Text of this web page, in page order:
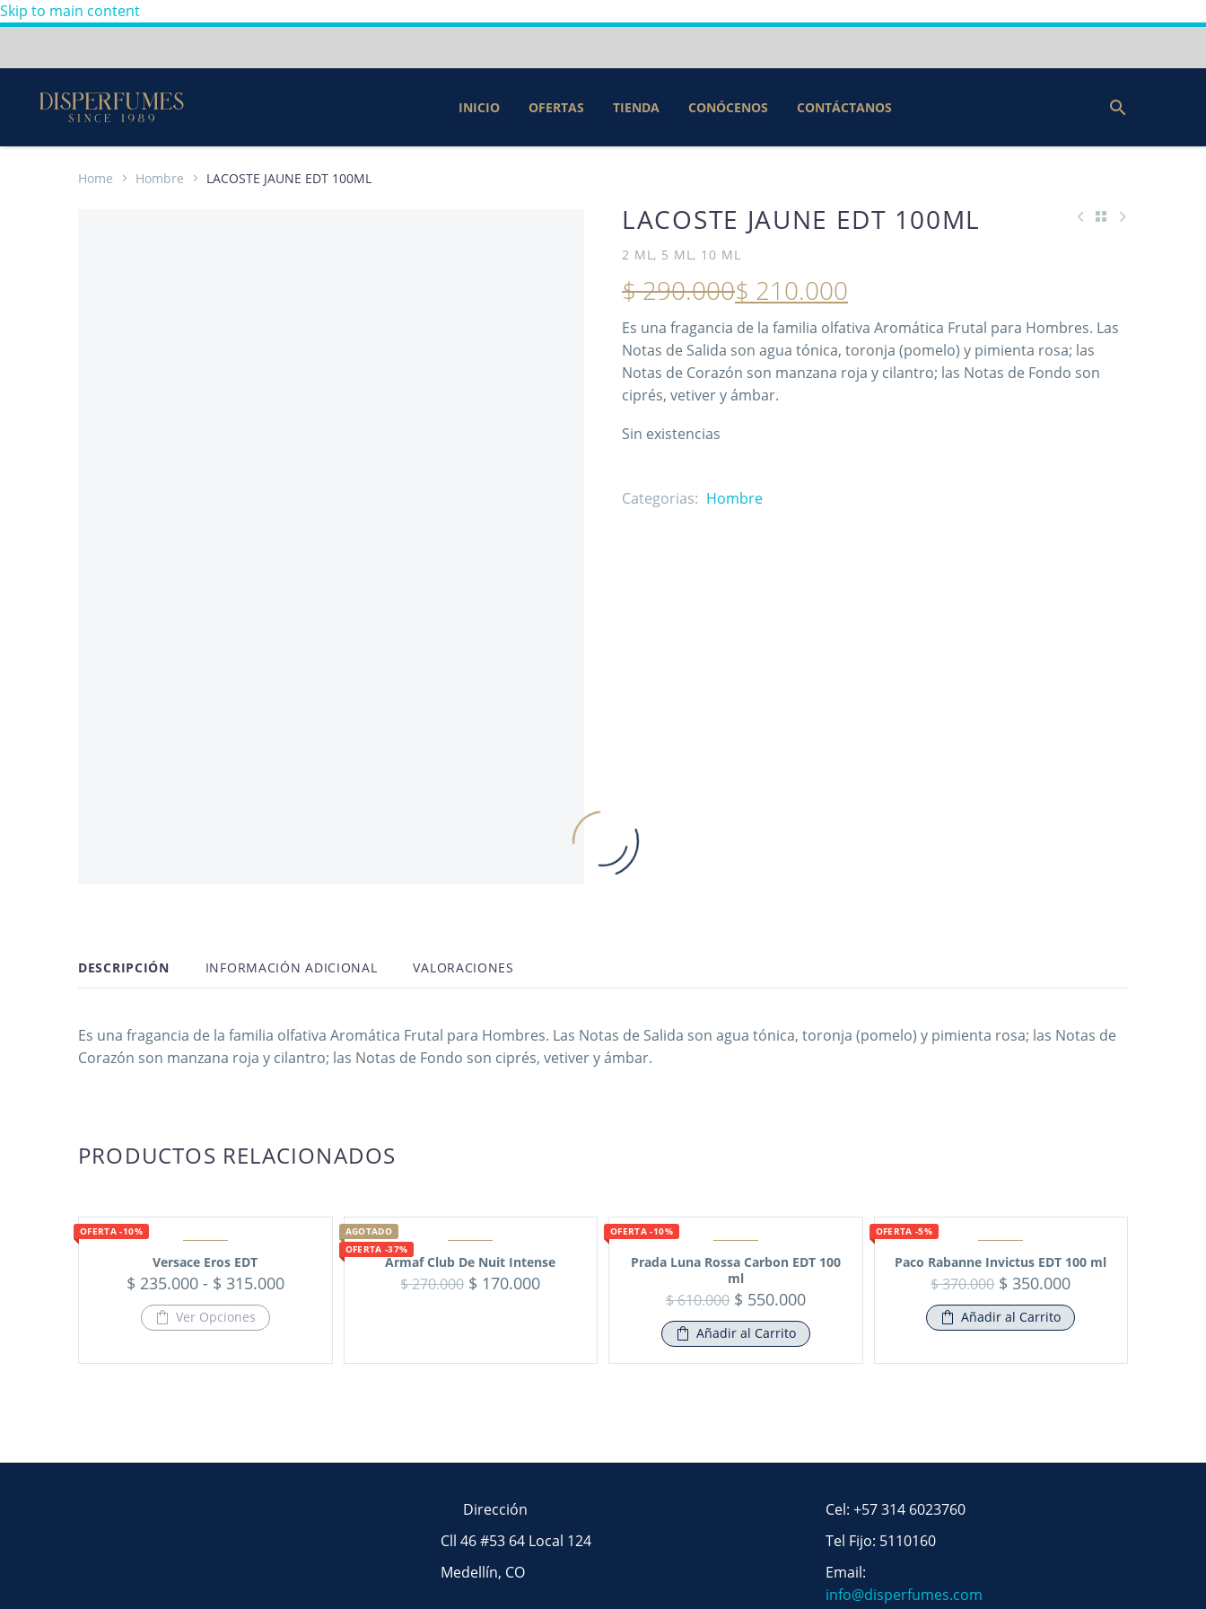
Skip to main content
INICIO OFERTAS TIENDA CONÓCENOS CONTÁCTANOS
Home Hombre LACOSTE JAUNE EDT 100ML
LACOSTE JAUNE EDT 100ML
2 ML, 5 ML, 10 ML
$290.000$ 210.000
Es una fragancia de la familia olfativa Aromática Frutal para Hombres. Las
Notas de Salida son agua tónica, toronja (pomelo) y pimienta rosa; las
Notas de Corazón son manzana roja y cilantro; las Notas de Fondo son
ciprés, vetiver y ámbar.
Sin existencias
Categorias: Hombre
DESCRIPCIÓN INFORMACIÓN ADICIONAL VALORACIONES
Es una fragancia de la familia olfativa Aromática Frutal para Hombres. Las Notas de Salida son agua tónica, toronja (pomelo) y pimienta rosa; las Notas de
Corazón son manzana roja y cilantro; las Notas de Fondo son ciprés, vetiver y ámbar.
PRODUCTOS RELACIONADOS
OFERTA -10%
Versace Eros EDT
$ 235.000 - $ 315.000
Ver Opciones
AGOTADO
OFERTA -37%
Armaf Club De Nuit Intense
$270.000 $ 170.000
OFERTA -10%
Prada Luna Rossa Carbon EDT 100
ml
$610.000 $ 550.000
Añadir al Carrito
OFERTA -5%
Paco Rabanne Invictus EDT 100 ml
$370.000 $ 350.000
Añadir al Carrito
Dirección
Cll 46 #53 64 Local 124
Medellín, CO
Cel: +57 314 6023760
Tel Fijo: 5110160
Email:
info@disperfumes.com